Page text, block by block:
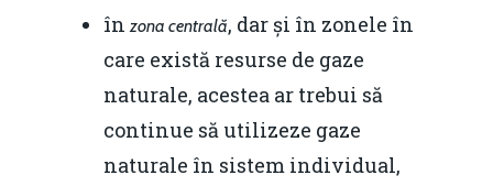
înzona centrală, dar și în zonele în
care există resurse de gaze
naturale, acestea ar trebui să
continue să utilizeze gaze
naturale în sistem individual,
Home
Despre